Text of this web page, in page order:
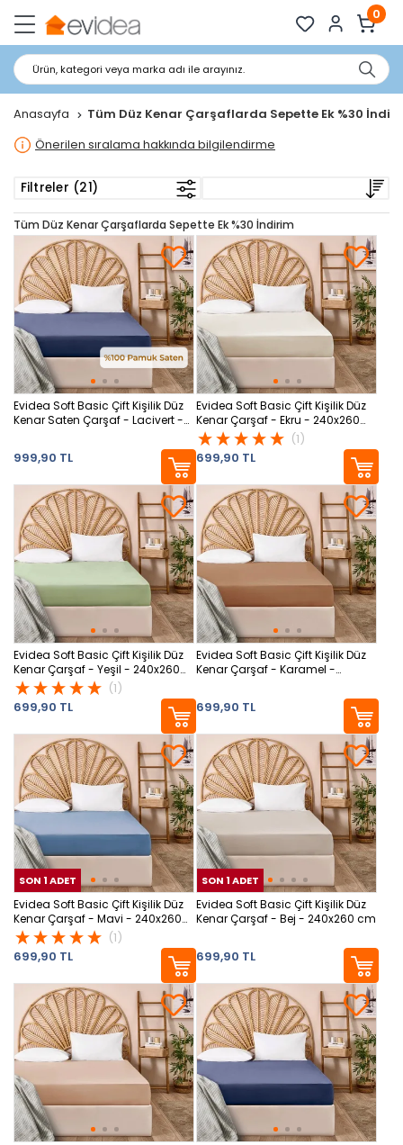
0
Ürün, kategori veya marka adı ile arayınız.
Anasayfa Tüm Düz Kenar Çarşaflarda Sepette Ek %30
Önerilen sıralama hakkında bilgilendirme
Filtreler (21)
Tüm Düz Kenar Çarşaflarda Sepette Ek %30 İndirim
Evidea Soft Basic Çift Kişilik Düz
Kenar Saten Çarşaf - Lacivert -
999,90 TL
Evidea Soft Basic Çift Kişilik Düz
Kenar Çarşaf - Ekru - 240x260
cm
(1)
699,90 TL
Evidea Soft Basic Çift Kişilik Düz
Kenar Çarşaf - Yeşil - 240x260
cm
(1)
699,90 TL
Evidea Soft Basic Çift Kişilik Düz
Kenar Çarşaf - Karamel -
699,90 TL
SON 1 ADET SON 1 ADET
Evidea Soft Basic Çift Kişilik Düz
Kenar Çarşaf - Mavi - 240x260
cm
(1)
699,90 TL
SON 1 ADET
Evidea Soft Basic Çift Kişilik Düz
Kenar Çarşaf - Bej - 240x260 cm
699,90 TL